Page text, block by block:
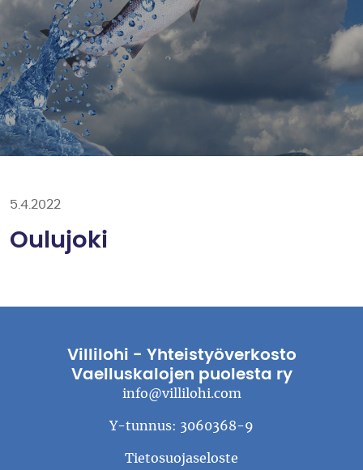
5.4.2022
Oulujoki
Villilohi - Yhteistyöverkosto
Vaelluskalojen puolesta ry
info@villilohi.com
Y-tunnus: 3060368-9
Tietosuojaseloste